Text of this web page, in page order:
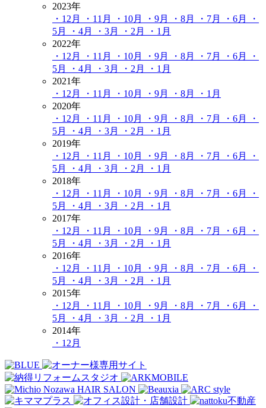
2023年
・12月
・11月 ・10月 ・9月 ・8月 ・7月 ・6月
・
5月
・4月 ・3月 ・2月
・1月
2022年
・12月
・11月 ・10月 ・9月 ・8月 ・7月 ・6月
・
5月
・4月 ・3月 ・2月
・1月
2021年
・12月
・11月 ・10月 ・9月 ・8月
・1月
2020年
・12月
・11月 ・10月 ・9月 ・8月 ・7月 ・6月
・
5月
・4月 ・3月 ・2月
・1月
2019年
・12月
・11月 ・10月 ・9月 ・8月 ・7月 ・6月
・
5月
・4月 ・3月 ・2月
・1月
2018年
・12月
・11月 ・10月 ・9月 ・8月 ・7月 ・6月
・
5月
・4月 ・3月 ・2月
・1月
2017年
・12月
・11月 ・10月 ・9月 ・8月 ・7月 ・6月
・
5月
・4月 ・3月 ・2月
・1月
2016年
・12月
・11月 ・10月 ・9月 ・8月 ・7月 ・6月
・
5月
・4月 ・3月 ・2月
・1月
2015年
・12月
・11月 ・10月 ・9月 ・8月 ・7月 ・6月
・
5月
・4月 ・3月 ・2月
・1月
2014年
・12月